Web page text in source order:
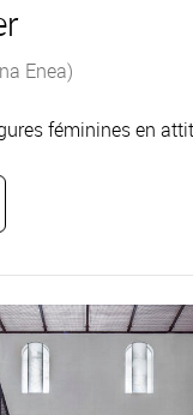
Enea)
féminines en